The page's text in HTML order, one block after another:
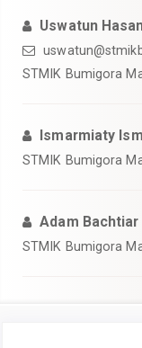
Uswatun
STMIK Bumigora
Ismarmiaty
STMIK Bumigora
Adam Bachtiar
STMIK Bumigora